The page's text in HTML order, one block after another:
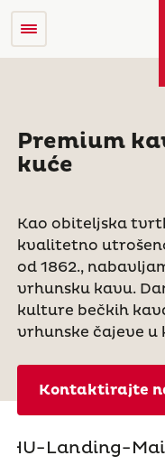
Premium
kuće
Kao obiteljska
kvalitetno
od 1862.,
vrhunsku kavu.
kulture bečkih
vrhunske čajeve u
Kontaktirajte